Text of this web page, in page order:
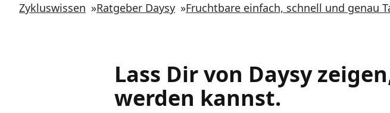
Zykluswissen »Ratgeber Daysy »Fruchtbare einfach, schnell und genau
Lass Dir von Daysy
werden kannst.